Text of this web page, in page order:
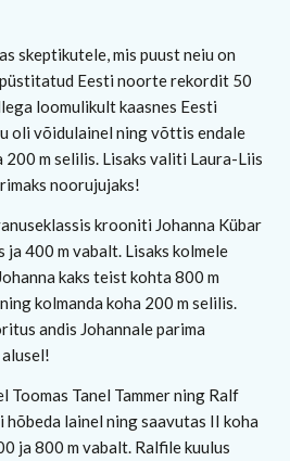
skeptikutele, mis puust neiu on
Eesti noorte rekordit 50
loomulikult kaasnes Eesti
oli võidulainel ning võttis endale
m selilis. Lisaks valiti Laura-Liis
noorujujaks!
krooniti Johanna Kübar
ja 400 m vabalt. Lisaks kolmele
kaks teist kohta 800 m
kolmanda koha 200 m selilis.
andis Johannale parima
Toomas Tanel Tammer ning Ralf
hõbeda lainel ning saavutas II koha
ja 800 m vabalt. Ralfile kuulus